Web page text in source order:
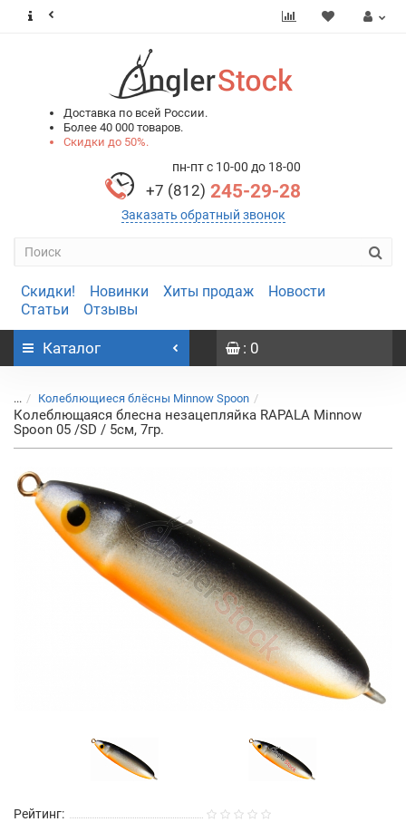
Доставка по всей России.
Более 40 000 товаров.
Скидки до 50%.
пн-пт с 10-00 до 18-00
+7 (812) 245-29-28
Заказать обратный звонок
Скидки! Новинки Хиты продаж
Новости
Статьи
Отзывы
Каталог : 0
... Колеблющиеся блёсны Minnow Spoon
Колеблющаяся блесна незацепляйка RAPALA Minnow
Spoon 05 /SD / 5см, 7гр.
Рейтинг: